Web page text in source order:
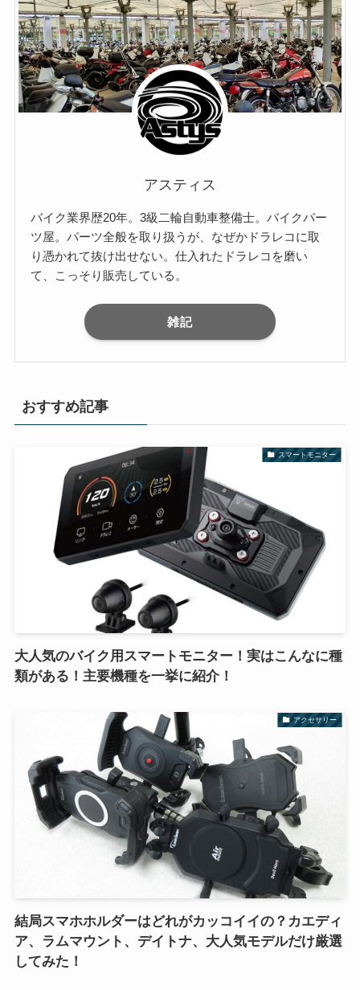
アスティス
バイク業界歴20年。3級二輪自動車整備士。バイクパー
ツ屋。パーツ全般を取り扱うが、なぜかドラレコに取
り憑かれて抜け出せない。仕入れたドラレコを磨い
て、こっそり販売している。
雑記
おすすめ記事
スマートモニター
大人気のバイク用スマートモニター！実はこんなに種
類がある！主要機種を一挙に紹介！
アクセサリー
結局スマホホルダーはどれがカッコイイの？カエディ
ア、ラムマウント、デイトナ、大人気モデルだけ厳選
してみた！